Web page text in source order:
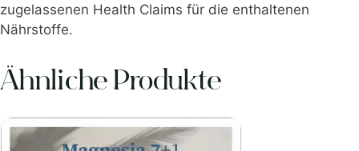
zugelassenen Health Claims für die enthaltenen
Nährstoffe.
Ähnliche Produkte